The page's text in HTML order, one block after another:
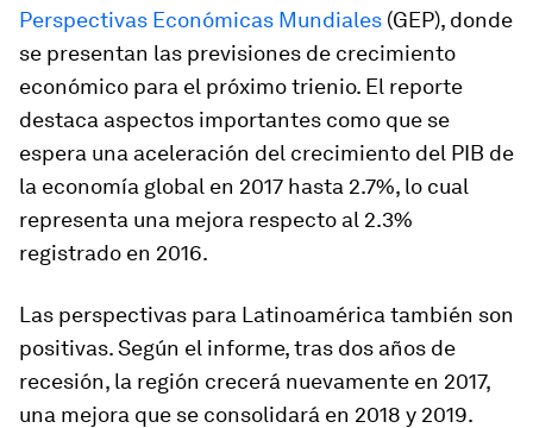
Perspectivas Económicas Mundiales (GEP), donde
se presentan las previsiones de crecimiento
económico para el próximo trienio. El reporte
destaca aspectos importantes como que se
espera una aceleración del crecimiento del PIB de
la economía global en 2017 hasta 2.7%, lo cual
representa una mejora respecto al 2.3%
registrado en 2016.
Las perspectivas para Latinoamérica también son
positivas. Según el informe, tras dos años de
recesión, la región crecerá nuevamente en 2017,
una mejora que se consolidará en 2018 y 2019.